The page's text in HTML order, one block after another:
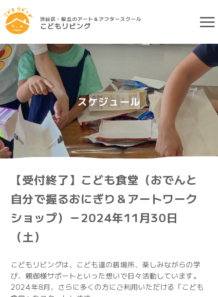
渋谷区・桜丘のアート＆アフタースクール
こどもリビング
スケジュール
【受付終了】こども食堂（おでんと
自分で握るおにぎり＆アートワーク
ショップ）－2024年11月30日
（土）
こどもリビングは、こども達の居場所、楽しみながらの学
び、親御様サポートといった想いで日々活動しています。
2024年8月、さらに多くの方にご利用いただける「こども